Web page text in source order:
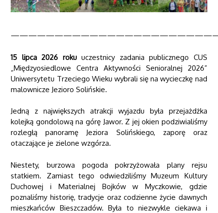
15 lipca 2026 rokuuczestnicy zadania publicznego CUS
„Międzyosiedlowe Centra Aktywności Senioralnej 2026”
Uniwersytetu Trzeciego Wieku wybrali się na wycieczkę nad
malownicze Jezioro Solińskie.
Jedną z największych atrakcji wyjazdu była przejażdżka
kolejką gondolową na górę Jawor. Z jej okien podziwialiśmy
rozległą panoramę Jeziora Solińskiego, zaporę oraz
otaczające je zielone wzgórza.
Niestety, burzowa pogoda pokrzyżowała plany rejsu
statkiem. Zamiast tego odwiedziliśmy Muzeum Kultury
Duchowej i Materialnej Bojków w Myczkowie, gdzie
poznaliśmy historię, tradycje oraz codzienne życie dawnych
mieszkańców Bieszczadów. Była to niezwykle ciekawa i